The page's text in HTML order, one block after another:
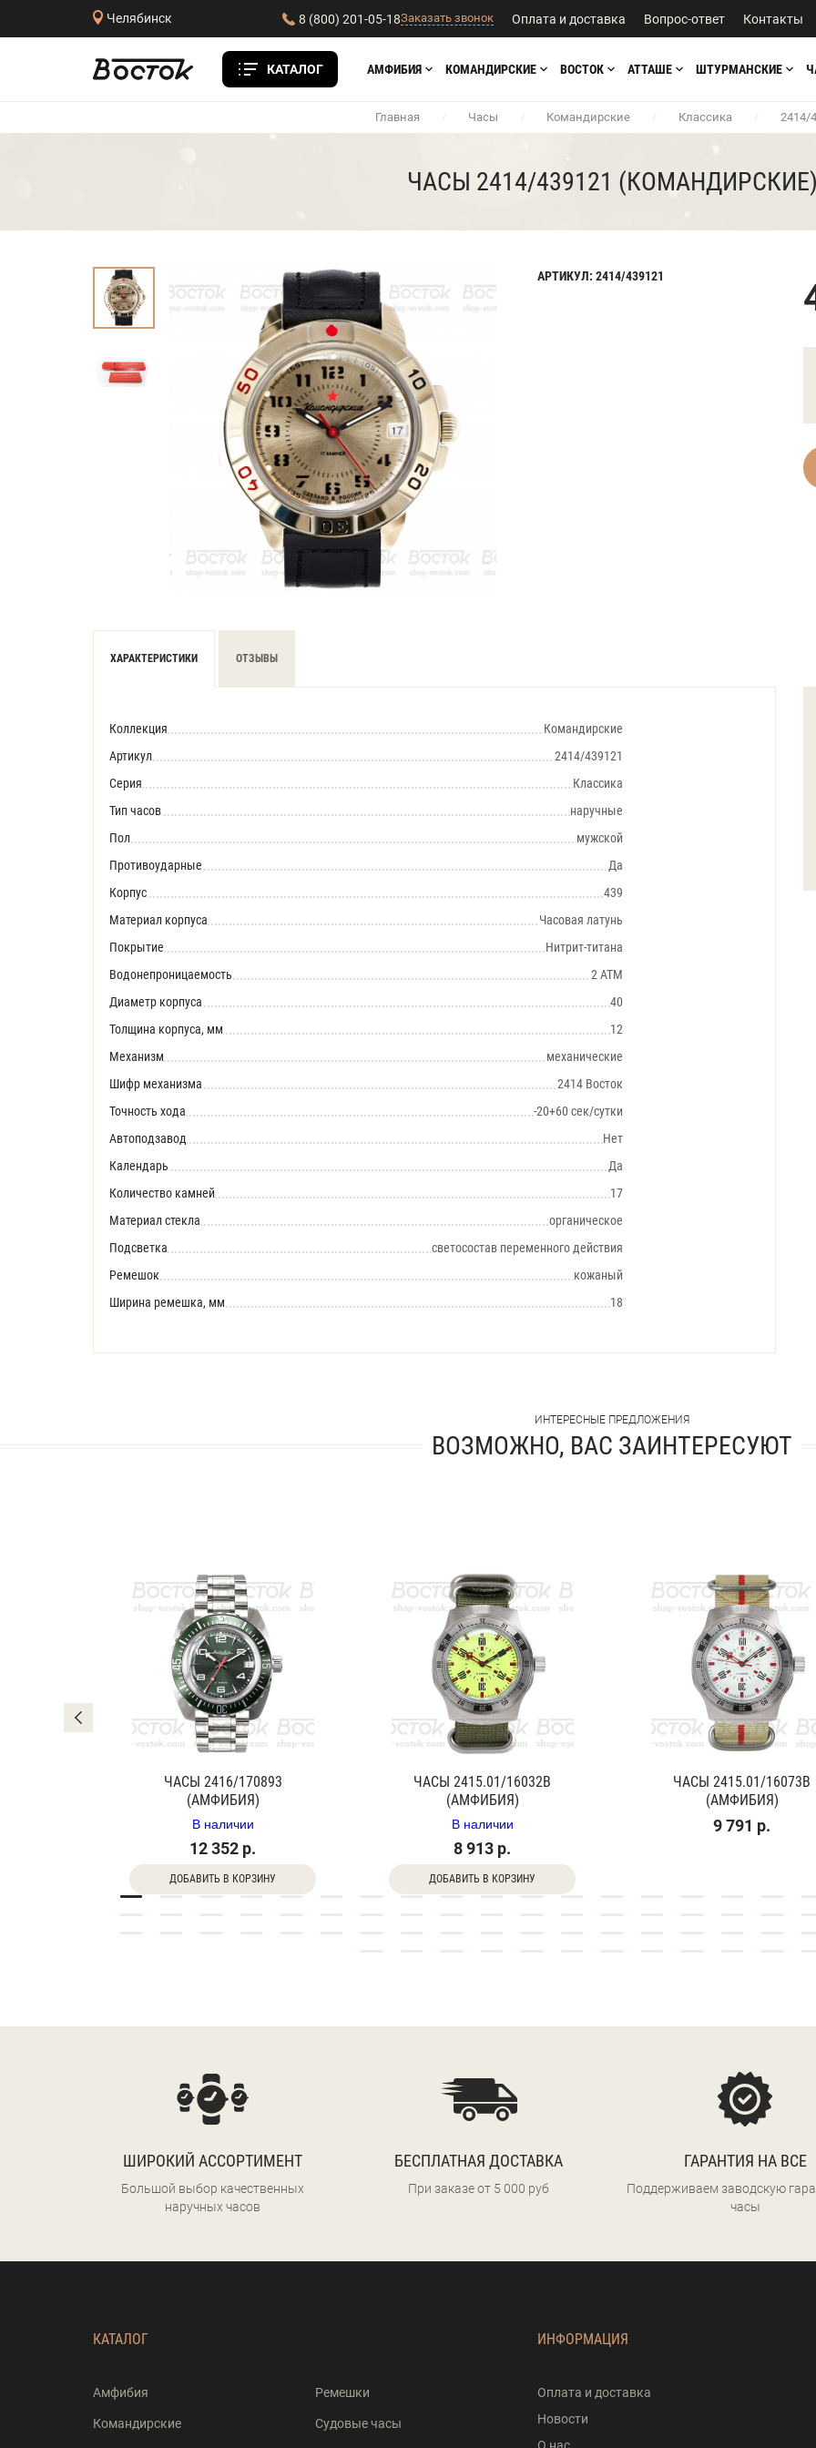
Челябинск 8 (800) 201-05-18Заказать звонок Оплата и доставка Вопрос-ответ Контакты
КАТАЛОГ АМФИБИЯ КОМАНДИРСКИЕ ВОСТОК АТТАШЕ ШТУРМАНСКИЕ
Главная / Часы / Командирские / Классика / 2414/
ЧАСЫ 2414/439121 (КОМАНДИРСКИЕ)
АРТИКУЛ: 2414/439121
ХАРАКТЕРИСТИКИ ОТЗЫВЫ
Коллекция
Командирские
Артикул
2414/439121
Серия
Классика
Тип часов
наручные
Пол
мужской
Противоударные
Да
Корпус
439
Материал корпуса
Часовая латунь
Покрытие
Нитрит-титана
Водонепроницаемость
2 АТМ
Диаметр корпуса
40
Толщина корпуса, мм
12
Механизм
механические
Шифр механизма
2414 Восток
Точность хода
-20+60 сек/сутки
Автоподзавод
Нет
Календарь
Да
Количество камней
17
Материал стекла
органическое
Подсветка
светосостав переменного действия
Ремешок
кожаный
Ширина ремешка, мм
18
ИНТЕРЕСНЫЕ ПРЕДЛОЖЕНИЯ
ВОЗМОЖНО, ВАС ЗАИНТЕРЕСУЮТ
ЧАСЫ 2416/170893
(АМФИБИЯ)
В наличии
12 352 р.
ДОБАВИТЬ В КОРЗИНУ
ЧАСЫ 2415.01/16032В
(АМФИБИЯ)
В наличии
8 913 р.
ДОБАВИТЬ В КОРЗИНУ
ЧАСЫ 2415.01/16073В
(АМФИБИЯ)
9 791 р.
ШИРОКИЙ АССОРТИМЕНТ
Большой выбор качественных
наручных часов
БЕСПЛАТНАЯ ДОСТАВКА
При заказе от 5 000 руб
ГАРАНТИЯ НА ВСЕ
Поддерживаем заводскую
часы
КАТАЛОГ
Амфибия
Командирские
Ремешки
Судовые часы
ИНФОРМАЦИЯ
Оплата и доставка
Новости